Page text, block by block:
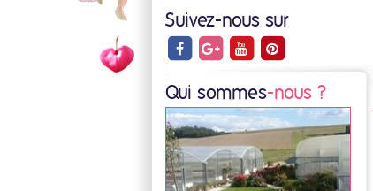
Suivez-nous sur
Qui sommes-nous ?